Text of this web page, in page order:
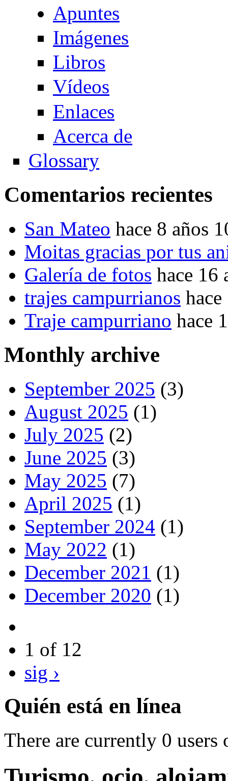
Apuntes
Imágenes
Libros
Vídeos
Enlaces
Acerca de
Glossary
Comentarios recientes
San Mateo hace 8 años
Moitas gracias por tus
Galería de fotos hace 16
trajes campurrianos
Traje campurriano hace
Monthly archive
September 2025 (3)
August 2025 (1)
July 2025 (2)
June 2025 (3)
May 2025 (7)
April 2025 (1)
September 2024 (1)
May 2022 (1)
December 2021 (1)
December 2020 (1)
1 of 12
sig ›
Quién está en línea
There are currently 0 users